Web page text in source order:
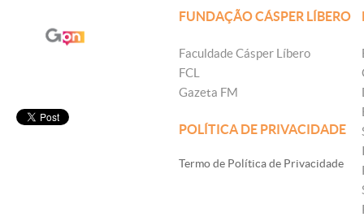
FUNDAÇÃO CÁSPER LÍBERO
Faculdade Cásper Líbero
FCL
Gazeta FM
POLÍTICA DE PRIVACIDADE
Termo de Política de Privacidade